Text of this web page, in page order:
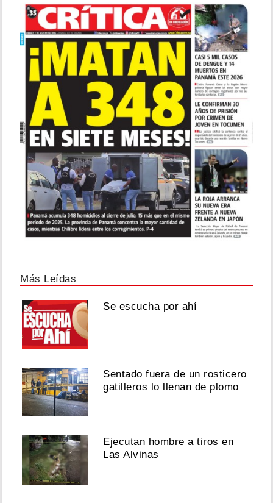
Más Leídas
Se escucha por ahí
Sentado fuera de un rosticero
gatilleros lo llenan de plomo
Ejecutan hombre a tiros en
Las Alvinas